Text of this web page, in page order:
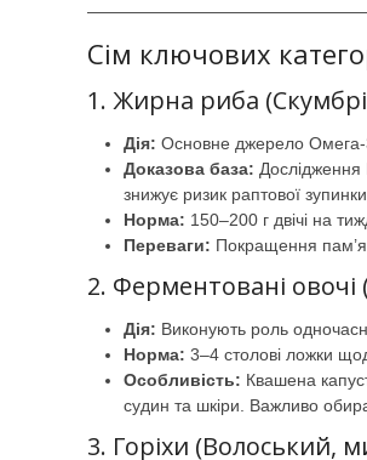
Сім ключових
1. Жирна риба
Дія: Основне джерело Омега-
Доказова база: Дослідження
знижує ризик раптової
Норма: 150–200 г двічі на
Переваги: Покращення
2. Ферментовані овочі
Дія: Виконують роль
Норма: 3–4 столові ложки
Особливість: Квашена
судин та шкіри. Важливо
3. Горіхи (Волоський,